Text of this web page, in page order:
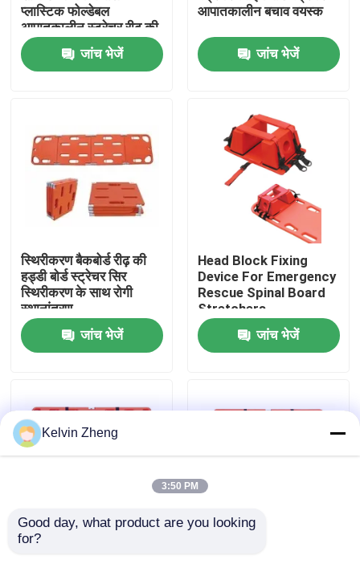
उत्पाद
वीडियो
हमारे बारे में
कारखाने का दौरा
गुणवत्ता नियंत्रण
हमसे संपर्क करें
समाचार
प्लास्टिक फोल्डेबल
आपातकालीन स्ट्रेचर रीढ़ की
हड्डी बोर्ड
जांच भेजें
आपातकालीन बचाव वयस्क
जांच भेजें
स्थिरीकरण बैकबोर्ड रीढ़ की
हड्डी बोर्ड स्ट्रेचर सिर
स्थिरीकरण के साथ रोगी
स्थानांतरण
जांच भेजें
Head Block Fixing
Device For Emergency
Rescue Spinal Board
Stretchers
जांच भेजें
191x 47 X 3cm 159 Kg
Kelvin Zheng
3:50 PM
Good day, what product are you looking
for?